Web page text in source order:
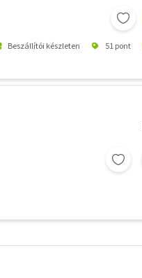
Beszállítói készleten 51 pont